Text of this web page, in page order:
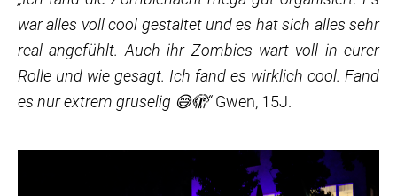
war alles voll cool gestaltet und es hat sich alles sehr
real angefühlt. Auch ihr Zombies wart voll in eurer
Rolle und wie gesagt. Ich fand es wirklich cool. Fand
es nur extrem gruselig 😅🫣“Gwen, 15J.